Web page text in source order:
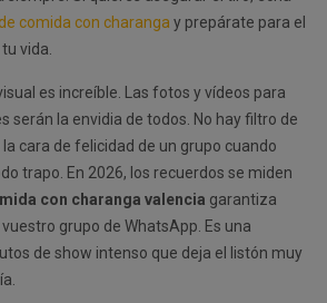
comida con charanga y prepárate para el
vida.
es increíble. Las fotos y vídeos para
serán la envidia de todos. No hay filtro de
cara de felicidad de un grupo cuando
trapo. En 2026, los recuerdos se miden
con charanga valencia garantiza
grupo de WhatsApp. Es una
de show intenso que deja el listón muy